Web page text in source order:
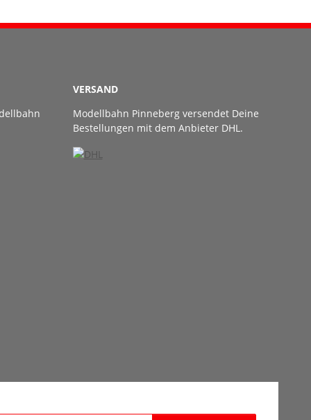
VERSAND
Modellbahn Pinneberg versendet Deine
Bestellungen mit dem Anbieter DHL.